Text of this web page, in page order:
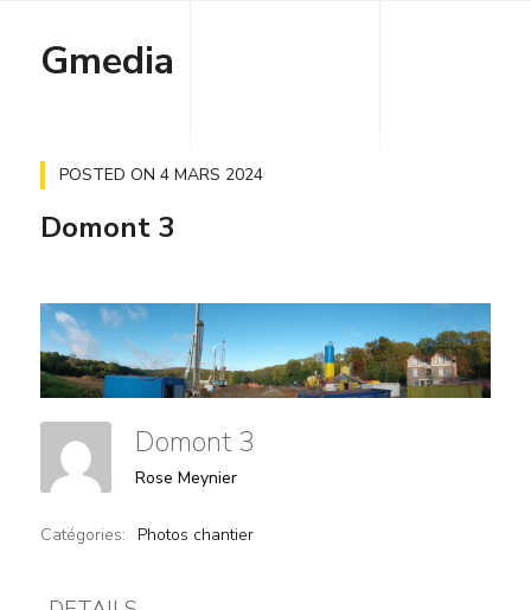
Gmedia
POSTED ON 4 MARS 2024
Domont 3
Domont 3
Rose Meynier
Catégories: Photos chantier